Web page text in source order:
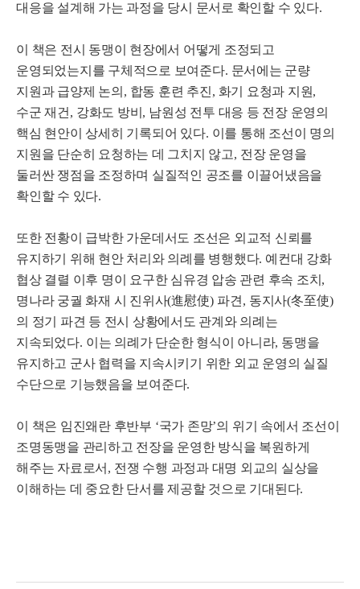
대응을 설계해 가는 과정을 당시 문서로 확인할 수 있다.
이 책은 전시 동맹이 현장에서 어떻게 조정되고
운영되었는지를 구체적으로 보여준다. 문서에는 군량
지원과 급양제 논의 , 합동 훈련 추진, 화기 요청과 지원,
수군 재건 , 강화도 방비 , 남원성 전투 대응 등 전장 운영의
핵심 현안이 상세히 기록되어 있다. 이를 통해 조선이 명의
지원을 단순히 요청하는 데 그치지 않고, 전장 운영을
둘러싼 쟁점을 조정하며 실질적인 공조를 이끌어냈음을
확인할 수 있다.
또한 전황이 급박한 가운데서도 조선은 외교적 신뢰를
유지하기 위해 현안 처리와 의례를 병행했다. 예컨대 강화
협상 결렬 이후 명이 요구한 심유경 압송 관련 후속 조치 ,
명나라 궁궐 화재 시 진위사(進慰使) 파견 , 동지사(冬至使)
의 정기 파견 등 전시 상황에서도 관계와 의례는
지속되었다. 이는 의례가 단순한 형식이 아니라, 동맹을
유지하고 군사 협력을 지속시키기 위한 외교 운영의 실질
수단으로 기능했음을 보여준다.
이 책은 임진왜란 후반부 ‘국가 존망’의 위기 속에서 조선이
조명동맹을 관리하고 전장을 운영한 방식을 복원하게
해주는 자료로서 , 전쟁 수행 과정과 대명 외교의 실상을
이해하는 데 중요한 단서를 제공할 것으로 기대된다.